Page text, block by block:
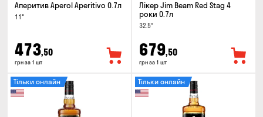
Аперитив Aperol Aperitivo 0.7л
11°
473,50
грн за 1 шт
Лікер Jim Beam Red Stag 4
роки 0.7л
32.5°
679,50
грн за 1 шт
Тільки онлайн Тільки онлайн